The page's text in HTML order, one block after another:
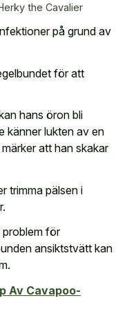
the Cavalier
på grund av
för att
hans öron bli
känner lukten av en
att han skakar
trimma pälsen i
problem för
ansiktstvätt kan
Av Cavapoo-